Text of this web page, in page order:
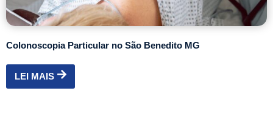
Colonoscopia Particular no São Benedito MG
LEI MAIS